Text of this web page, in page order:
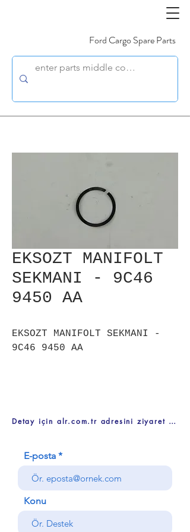
Ford Cargo Spare Parts
EKSOZT MANIFOLT
SEKMANI - 9C46
9450 AA
EKSOZT MANIFOLT SEKMANI -
9C46 9450 AA
Detay için alr.com.tr adresini ziyaret ediniz
E-posta
Konu